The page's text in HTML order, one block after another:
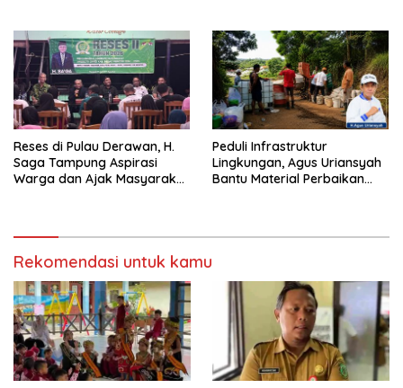
Reses di Pulau Derawan, H.
Saga Tampung Aspirasi
Warga dan Ajak Masyarakat
Peduli Infrastruktur
Lingkungan, Agus Uriansyah
Bantu Material Perbaikan
Rekomendasi untuk kamu